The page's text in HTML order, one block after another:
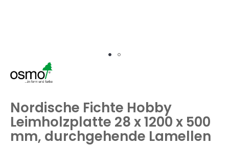
Anfang
springen
Nordische Fichte Hobby
Leimholzplatte 28 x 1200 x 500
mm, durchgehende Lamellen